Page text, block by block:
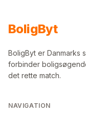
BoligByt
BoligByt er Danmarks
forbinder
det rette match.
NAVIGATION